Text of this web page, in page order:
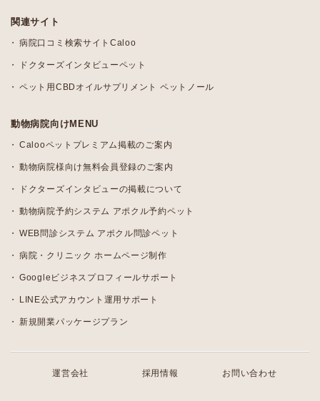
関連サイト
病院口コミ検索サイトCaloo
ドクターズインタビューペット
ペット用CBDオイルサプリメント ペットノール
動物病院向けMENU
Calooペットプレミアム掲載のご案内
動物病院様向け無料会員登録のご案内
ドクターズインタビューの掲載について
動物病院予約システム アポクル予約ペット
WEB問診システム アポクル問診ペット
病院・クリニック ホームページ制作
Googleビジネスプロフィールサポート
LINE公式アカウント運用サポート
新規開業パッケージプラン
運営会社 採用情報 お問い合わせ